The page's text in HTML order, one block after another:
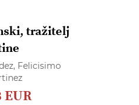
tražitelj
Felicisimo
EUR